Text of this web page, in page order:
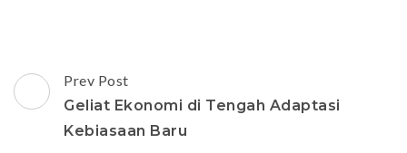
Post
Navigation
Prev Post
Geliat Ekonomi di Tengah Adaptasi
Kebiasaan Baru